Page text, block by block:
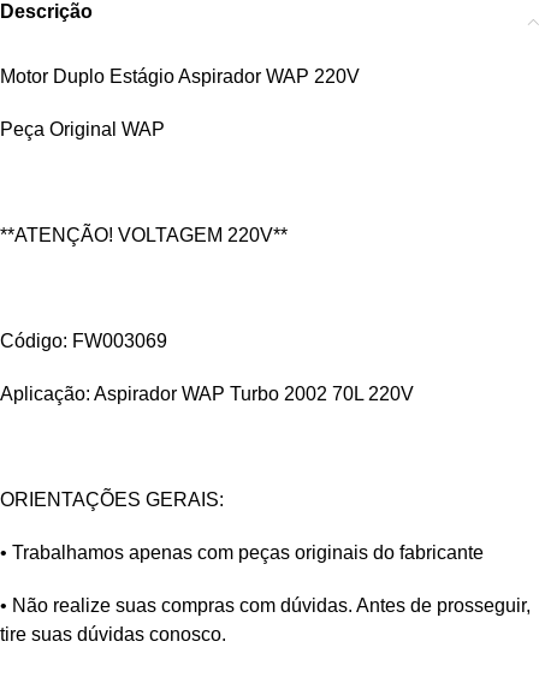
Descrição
Motor Duplo Estágio Aspirador WAP 220V
Peça Original WAP
**ATENÇÃO! VOLTAGEM 220V**
Código: FW003069
Aplicação: Aspirador WAP Turbo 2002 70L 220V
ORIENTAÇÕES GERAIS:
• Trabalhamos apenas com peças originais do fabricante
• Não realize suas compras com dúvidas. Antes de prosseguir,
tire suas dúvidas conosco.